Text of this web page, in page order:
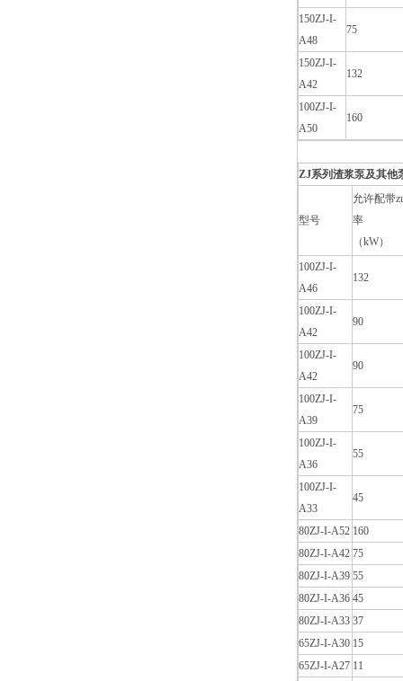
150ZJ-I-
A48
75
150ZJ-I-
A42
132
100ZJ-I-
A50
160
ZJ系列渣浆泵及其他
型号
允许配带
率
（kW）
100ZJ-I-
A46
132
100ZJ-I-
A42
90
100ZJ-I-
A42
90
100ZJ-I-
A39
75
100ZJ-I-
A36
55
100ZJ-I-
A33
45
80ZJ-I-A52 160
80ZJ-I-A42 75
80ZJ-I-A39 55
80ZJ-I-A36 45
80ZJ-I-A33 37
65ZJ-I-A30 15
65ZJ-I-A27 11